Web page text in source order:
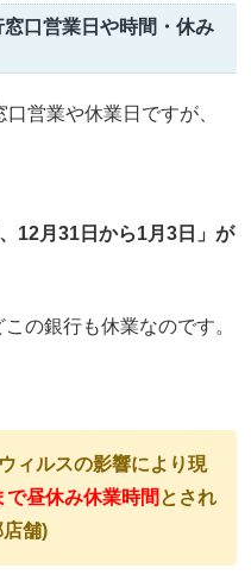
口営業日や時間・休み
営業や休業日ですが、
12月31日から1月3日」が
の銀行も休業なのです。
ィルスの影響により現
で昼休み休業時間 と され
舗)